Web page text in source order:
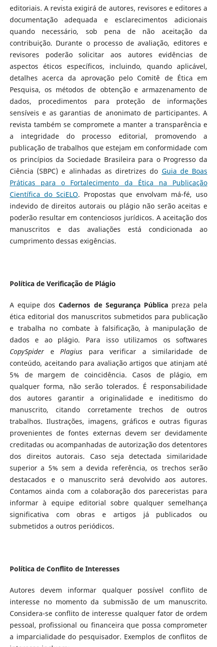
editoriais. A revista exigirá de autores, revisores e editores a
documentação adequada e esclarecimentos adicionais
quando necessário, sob pena de não aceitação da
contribuição. Durante o processo de avaliação, editores e
revisores poderão solicitar aos autores evidências de
aspectos éticos específicos, incluindo, quando aplicável,
detalhes acerca da aprovação pelo Comitê de Ética em
Pesquisa, os métodos de obtenção e armazenamento de
dados, procedimentos para proteção de informações
sensíveis e as garantias de anonimato de participantes. A
revista também se compromete a manter a transparência e
a integridade do processo editorial, promovendo a
publicação de trabalhos que estejam em conformidade com
os princípios da Sociedade Brasileira para o Progresso da
Ciência (SBPC) e alinhadas as diretrizes do Guia de Boas
Práticas para o Fortalecimento da Ética na Publicação
Científica do SciELO. Propostas que envolvam má-fé, uso
indevido de direitos autorais ou plágio não serão aceitas e
poderão resultar em contenciosos jurídicos. A aceitação dos
manuscritos e das avaliações está condicionada ao
cumprimento dessas exigências.
Política de Verificação de Plágio
A equipe dos Cadernos de Segurança Públicapreza pela
ética editorial dos manuscritos submetidos para publicação
e trabalha no combate à falsificação, à manipulação de
dados e ao plágio. Para isso utilizamos os softwares
CopySpiderePlagius para verificar a similaridade de
conteúdo, aceitando para avaliação artigos que atinjam até
5% de margem de coincidência. Casos de plágio, em
qualquer forma, não serão tolerados. É responsabilidade
dos autores garantir a originalidade e ineditismo do
manuscrito, citando corretamente trechos de outros
trabalhos. Ilustrações, imagens, gráficos e outras figuras
provenientes de fontes externas devem ser devidamente
creditadas ou acompanhadas de autorização dos detentores
dos direitos autorais. Caso seja detectada similaridade
superior a 5% sem a devida referência, os trechos serão
destacados e o manuscrito será devolvido aos autores.
Contamos ainda com a colaboração dos pareceristas para
informar à equipe editorial sobre qualquer semelhança
significativa com obras e artigos já publicados ou
submetidos a outros periódicos.
Política de Conflito de Interesses
Autores devem informar qualquer possível conflito de
interesse no momento da submissão de um manuscrito.
Considera-se conflito de interesse qualquer fator de ordem
pessoal, profissional ou financeira que possa comprometer
a imparcialidade do pesquisador. Exemplos de conflitos de